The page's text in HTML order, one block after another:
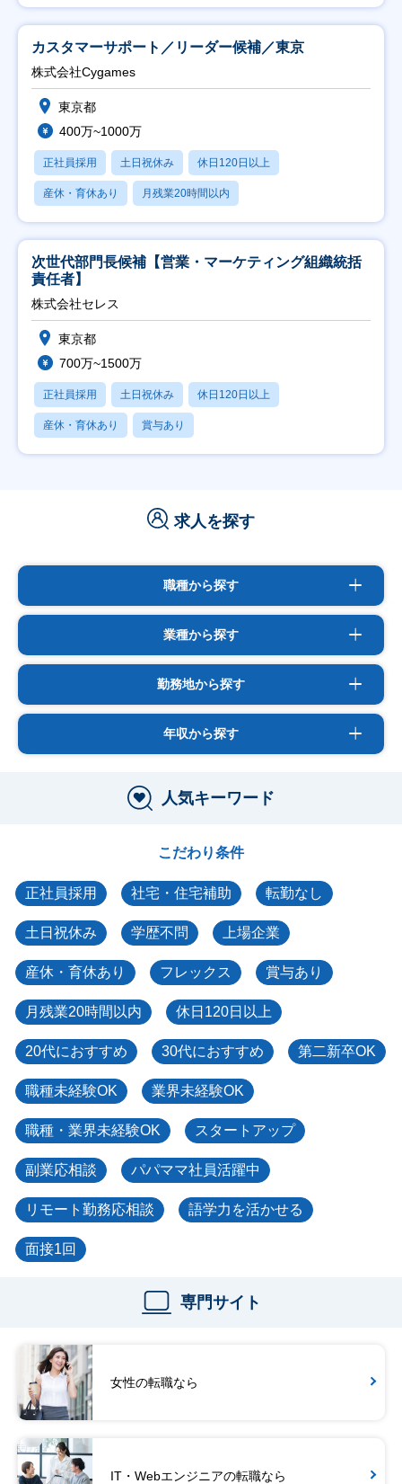
カスタマーサポート／リーダー候補／東京
株式会社Cygames
東京都
400万~1000万
正社員採用 土日祝休み 休日120日以上
産休・育休あり 月残業20時間以内
次世代部門長候補【営業・マーケティング組織統括
責任者】
株式会社セレス
東京都
700万~1500万
正社員採用 土日祝休み 休日120日以上
産休・育休あり 賞与あり
求人を探す
職種から探す
業種から探す
勤務地から探す
年収から探す
人気キーワード
こだわり条件
正社員採用 社宅・住宅補助 転勤なし
土日祝休み 学歴不問 上場企業
産休・育休あり フレックス 賞与あり
月残業20時間以内 休日120日以上
20代におすすめ 30代におすすめ 第二新卒OK
職種未経験OK 業界未経験OK
職種・業界未経験OK スタートアップ
副業応相談 パパママ社員活躍中
リモート勤務応相談 語学力を活かせる
面接1回
専門サイト
女性の転職なら
IT・Webエンジニアの転職なら